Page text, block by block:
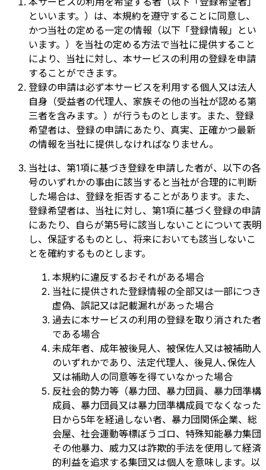
といいます。）は、本規約を遵守することに同意し、
かつ当社の定める一定の情報（以下「登録情報」とい
います。）を当社の定める方法で当社に提供すること
により、当社に対し、本サービスの利用の登録を申請
することができます。
登録の申請は必ず本サービスを利用する個人又は法人
自身（受益者の代理人、家族その他の当社が認める第
三者を含みます。）が行うものとします。また、登録
希望者は、登録の申請にあたり、真実、正確かつ最新
の情報を当社に提供しなければなりません。
当社は、第1項に基づき登録を申請した者が、以下の各
号のいずれかの事由に該当すると当社が合理的に判断
した場合は、登録を拒否することがあります。また、
登録希望者は、当社に対し、第1項に基づく登録の申請
にあたり、自らが第5号に該当しないことについて表明
し、保証するものとし、将来においても該当しないこ
とを確約するものとします。
本規約に違反するおそれがある場合
当社に提供された登録情報の全部又は一部につき
虚偽、誤記又は記載漏れがあった場合
過去に本サービスの利用の登録を取り消された者
である場合
未成年者、成年被後見人、被保佐人又は被補助人
のいずれかであり、法定代理人、後見人､保佐人
又は補助人の同意等を得ていなかった場合
反社会的勢力等（暴力団、暴力団員、暴力団準構
成員、暴力団員又は暴力団準構成員でなくなった
日から5年を経過しない者、暴力団関係企業、総
会屋、社会運動等標ぼうゴロ、特殊知能暴力集団
その他暴力、威力又は詐欺的手法を使用して経済
的利益を追求する集団又は個人を意味します。以